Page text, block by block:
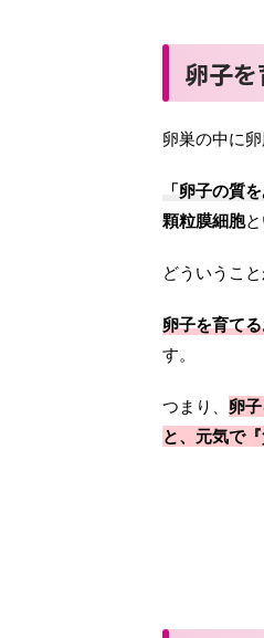
卵子
卵巣の中に
「卵子の質
顆粒膜細胞
どういうこ
卵子を育て
す。
つまり、 卵
と、元気で